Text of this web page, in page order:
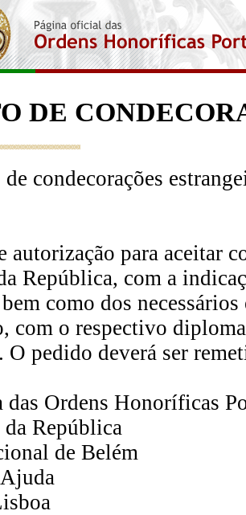
DE
condecorações
autorização para aceitar
República, com a
como dos
com o respectivo
O pedido deverá ser
das Ordens Honoríficas
da República
de Belém